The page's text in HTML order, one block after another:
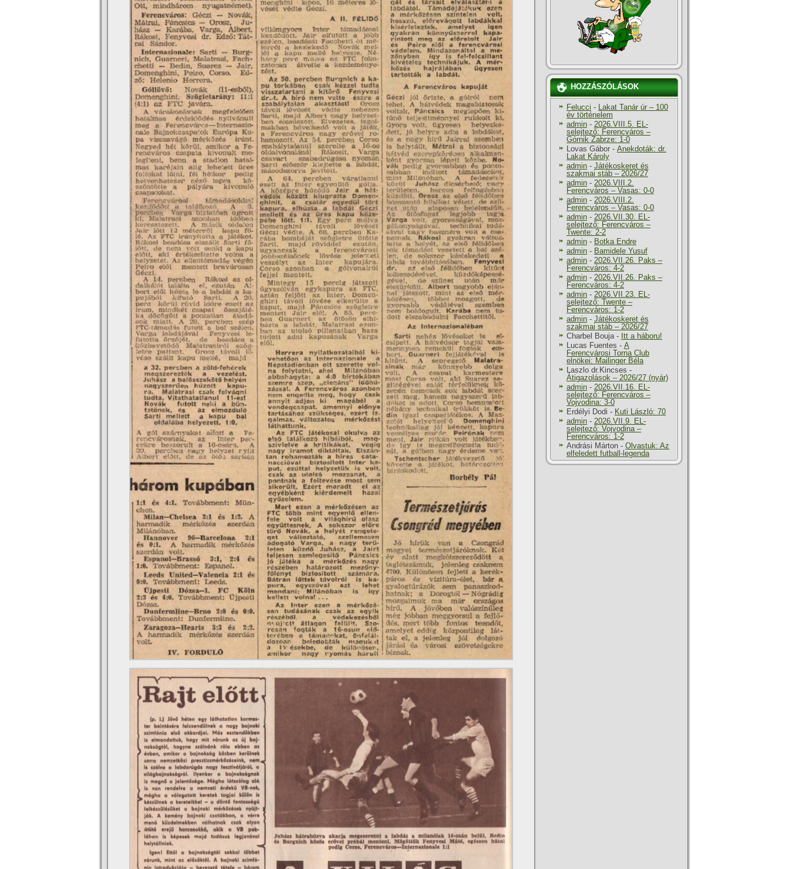
HOZZÁSZÓLÁSOK
Felucci - Lakat Tanár úr – 100
év történelem
admin - 2026.VIII.5. EL-
selejtező: Ferencváros –
Górnik Zabrze: 1-0
Lovas Gábor - Anekdoták: dr.
Lakat Károly
admin - Játékoskeret és
szakmai stáb – 2026/27
admin - 2026.VIII.2.
Ferencváros – Vasas: 0-0
admin - 2026.VIII.2.
Ferencváros – Vasas: 0-0
admin - 2026.VII.30. EL-
selejtező: Ferencváros –
Twente: 2-2
admin - Botka Endre
admin - Bamidele Yusuf
admin - 2026.VII.26. Paks –
Ferencváros: 4-2
admin - 2026.VII.26. Paks –
Ferencváros: 4-2
admin - 2026.VII.23. EL-
selejtező: Twente –
Ferencváros: 1-2
admin - Játékoskeret és
szakmai stáb – 2026/27
Charbel Bouja- Itt a háboru!
Lucas Fuentes - A
Ferencvárosi Torna Club
elnökei: Mailinger Béla
Laszlo dr.Kincses -
Átigazolások – 2026/27 (nyár)
admin - 2026.VII.16. EL-
selejtező: Ferencváros –
Vojvodina: 3-0
Erdélyi Dodi - Kuti László: 70
admin - 2026.VII.9. EL-
selejtező: Vojvodina –
Ferencváros: 1-2
Andrási Márton - Olvastuk: Az
elfeledett futball-legenda